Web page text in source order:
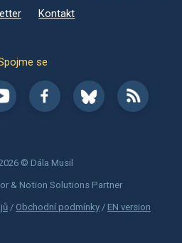
Kontakt
se
© Dála Musil
& Notion Solutions Partner
/ Obchodní podmínky / EN version